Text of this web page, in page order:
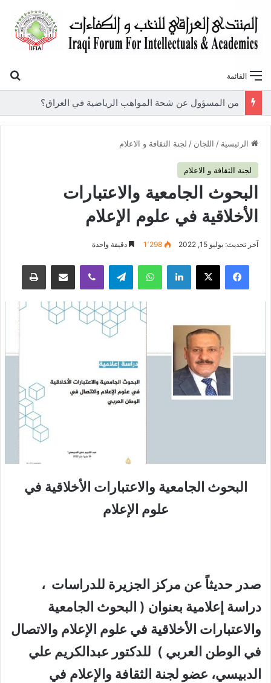
القائمة
الرئيسية / اللجان / لجنة الثقافة و الاعلام
لجنة الثقافة و الاعلام
البحوث الجامعية والاعتبارات
الأخلاقية في علوم الإعلام
آخر تحديث: يوليو 15, 2022 1٬298 دقيقة واحدة
فيسبوك لينكدإن واتساب
البحوث الجامعية والاعتبارات الأخلاقية في
علوم الإعلام
صدر حديثاً عن مركز الجزيرة للدراسات ،
دراسة إعلامية بعنوان ( البحوث الجامعية
والاعتبارات الأخلاقية في علوم الإعلام والاتصال
في الوطن العربي ) للدكتور عبدالكريم علي
الدبيسي، عضو لجنة الثقافة والإعلام في